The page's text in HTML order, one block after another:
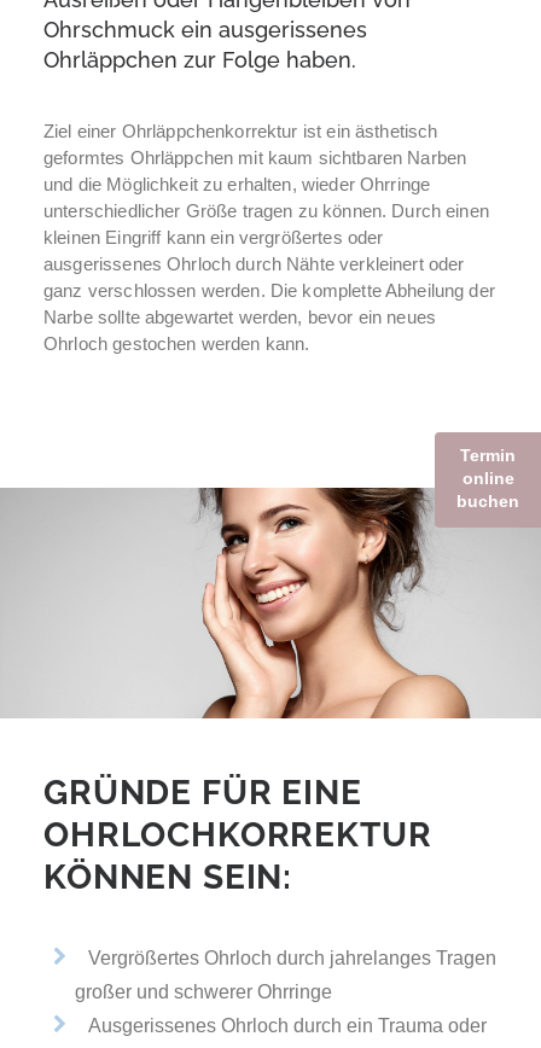
Ohrschmuck ein ausgerissenes
Ohrläppchen zur Folge haben.
Ziel einer Ohrläppchenkorrektur ist ein ästhetisch
geformtes Ohrläppchen mit kaum sichtbaren Narben
und die Möglichkeit zu erhalten, wieder Ohrringe
unterschiedlicher Größe tragen zu können. Durch einen
kleinen Eingriff kann ein vergrößertes oder
ausgerissenes Ohrloch durch Nähte verkleinert oder
ganz verschlossen werden. Die komplette Abheilung der
Narbe sollte abgewartet werden, bevor ein neues
Ohrloch gestochen werden kann.
GRÜNDE FÜR EINE
OHRLOCH­KORREKTUR
KÖNNEN SEIN:
Vergrößertes Ohrloch durch jahrelanges Tragen
großer und schwerer Ohrringe
Ausgerissenes Ohrloch durch ein Trauma oder
Termin
online
buchen